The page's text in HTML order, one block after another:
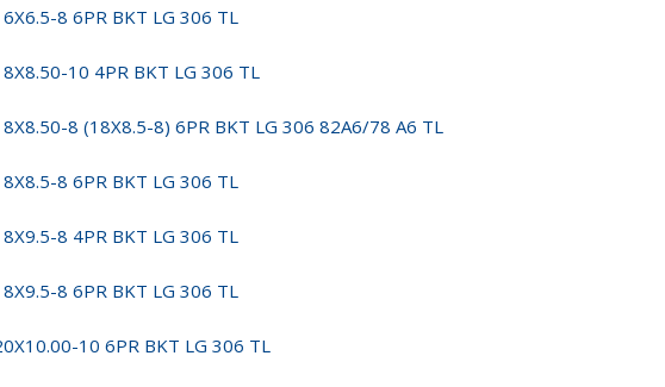
8 6PR BKT LG 306 TL
10 4PR BKT LG 306 TL
8 (18X8.5-8) 6PR BKT LG 306 82A6/78 A6 TL
8 6PR BKT LG 306 TL
8 4PR BKT LG 306 TL
8 6PR BKT LG 306 TL
10 6PR BKT LG 306 TL